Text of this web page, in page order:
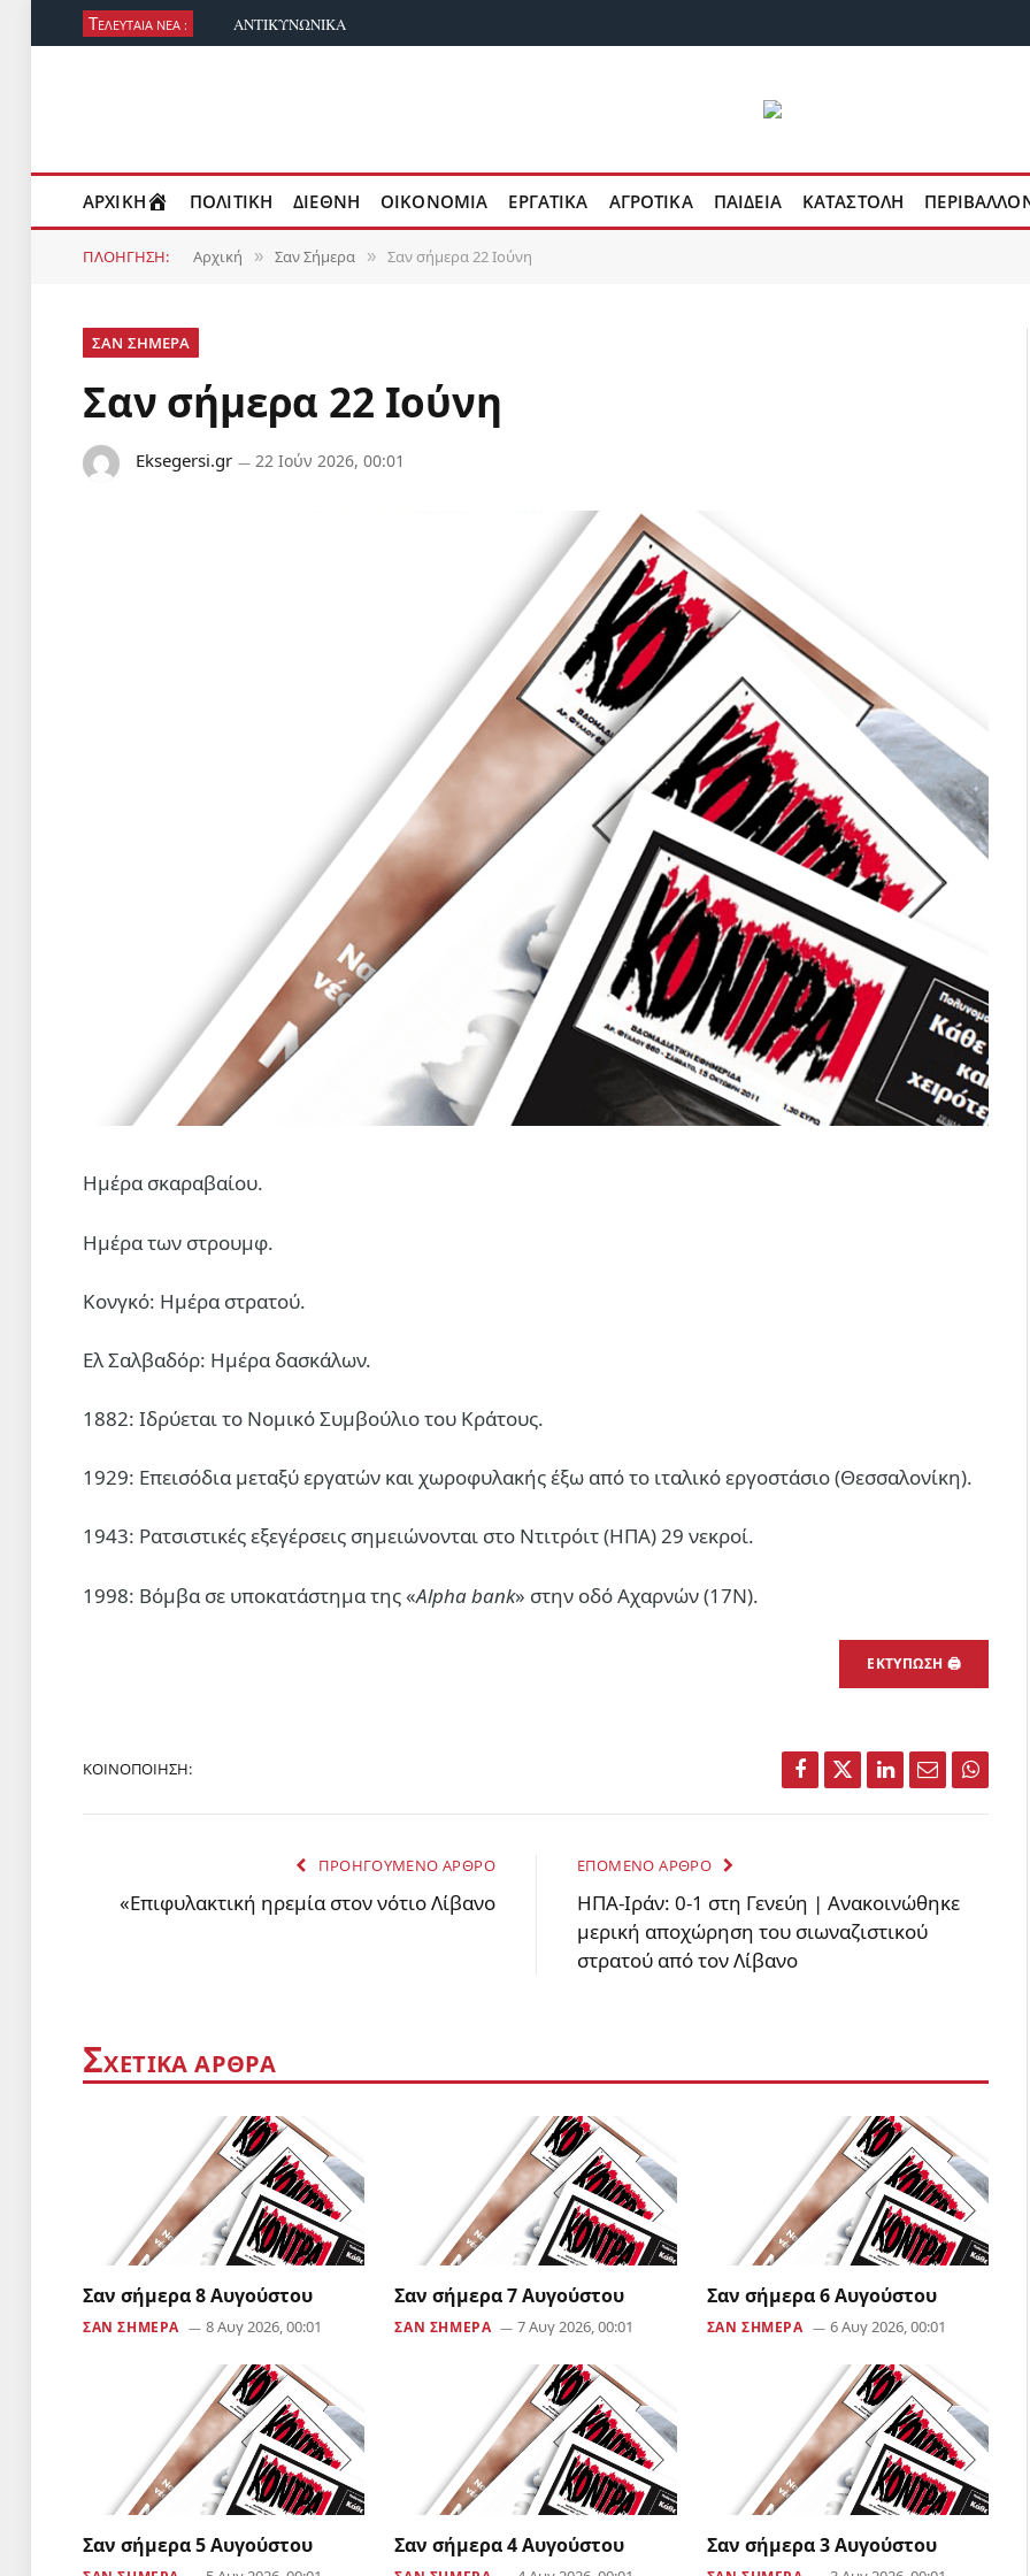
ΤΕΛΕΥΤΑΙΑ ΝΕΑ : ΑΝΤΙΚΥΝΩΝΙΚΑ
ΑΡΧΙΚΗ ΠΟΛΙΤΙΚΗ ΔΙΕΘΝΗ ΟΙΚΟΝΟΜΙΑ ΕΡΓΑΤΙΚΑ ΑΓΡΟΤΙΚΑ ΠΑΙΔΕΙΑ ΚΑΤΑΣΤΟΛΗ
ΠΛΟΗΓΗΣΗ: Αρχική » Σαν Σήμερα » Σαν σήμερα 22 Ιούνη
ΣΑΝ ΣΗΜΕΡΑ
Σαν σήμερα 22 Ιούνη
Eksegersi.gr 22 Ιούν 2026, 00:01
Ημέρα σκαραβαίου.
Ημέρα των στρουμφ.
Κονγκό: Ημέρα στρατού.
Ελ Σαλβαδόρ: Ημέρα δασκάλων.
1882: Ιδρύεται το Νομικό Συμβούλιο του Κράτους.
1929: Επεισόδια μεταξύ εργατών και χωροφυλακής έξω από το ιταλικό εργοστάσιο (Θεσσαλονίκη).
1943: Ρατσιστικές εξεγέρσεις σημειώνονται στο Ντιτρόιτ (ΗΠΑ) 29 νεκροί.
1998: Βόμβα σε υποκατάστημα της «Alpha bank» στην οδό Αχαρνών (17Ν).
ΕΚΤΥΠΩΣΗ 🖨
ΚΟΙΝΟΠΟΙΗΣΗ:
Facebook
TwitterLinkedIn
Email
ΠΡΟΗΓΟΥΜΕΝΟ ΑΡΘΡΟ
«Επιφυλακτική ηρεμία στον νότιο Λίβανο
ΕΠΟΜΕΝΟ ΑΡΘΡΟ
ΗΠΑ-Ιράν: 0-1 στη Γενεύη | Aνακοινώθηκε
μερική αποχώρηση του σιωναζιστικού
στρατού από τον Λίβανο
ΣΧΕΤΙΚΑ ΑΡΘΡΑ
Σαν σήμερα 8 Αυγούστου
ΣΑΝ ΣΗΜΕΡΑ 8 Αυγ 2026, 00:01
Σαν σήμερα 7 Αυγούστου
ΣΑΝ ΣΗΜΕΡΑ 7 Αυγ 2026, 00:01
Σαν σήμερα 6 Αυγούστου
ΣΑΝ ΣΗΜΕΡΑ 6 Αυγ 2026, 00:01
Σαν σήμερα 5 Αυγούστου Σαν σήμερα 4 Αυγούστου Σαν σήμερα 3 Αυγούστου